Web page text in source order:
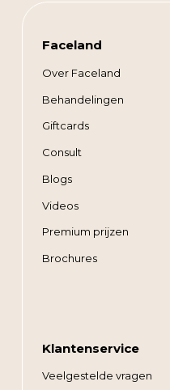
Faceland
Over Faceland
Behandelingen
Giftcards
Consult
Blogs
Videos
Premium prijzen
Brochures
Klantenservice
Veelgestelde vragen